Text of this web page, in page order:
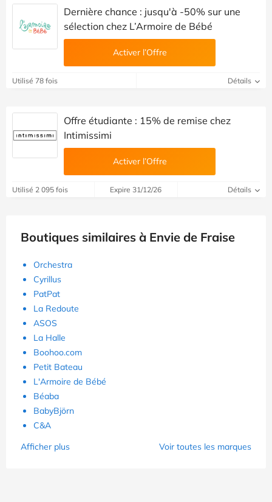
Dernière chance : jusqu'à -50% sur une
sélection chez L’Armoire de Bébé
Activer l’Offre
Utilisé 78 fois Détails
Offre étudiante : 15% de remise chez
Intimissimi
Activer l’Offre
Utilisé 2 095 fois Expire 31/12/26 Détails
Boutiques similaires à Envie de Fraise
Orchestra
Cyrillus
PatPat
La Redoute
ASOS
La Halle
Boohoo.com
Petit Bateau
L'Armoire de Bébé
Béaba
BabyBjörn
C&A
Afficher plus
Voir toutes les marques